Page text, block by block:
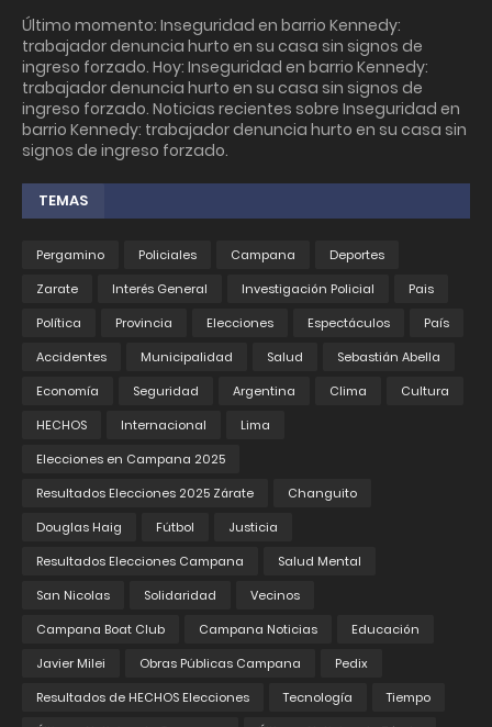
Último momento: Inseguridad en barrio Kennedy:
trabajador denuncia hurto en su casa sin signos de
ingreso forzado. Hoy: Inseguridad en barrio Kennedy:
trabajador denuncia hurto en su casa sin signos de
ingreso forzado. Noticias recientes sobre Inseguridad en
barrio Kennedy: trabajador denuncia hurto en su casa sin
signos de ingreso forzado.
TEMAS
Pergamino Policiales Campana
Deportes
Zarate
Interés General Investigación Policial
Pais
Política
Provincia Elecciones Espectáculos
País
Accidentes
Municipalidad Salud
Sebastián Abella
Economía
Seguridad Argentina Clima
Cultura
HECHOS
Internacional
Lima
Elecciones en Campana 2025
Resultados Elecciones 2025 Zárate
Changuito
Douglas Haig
Fútbol
Justicia
Resultados Elecciones Campana
Salud Mental
San Nicolas
Solidaridad
Vecinos
Campana Boat Club
Campana Noticias
Educación
Javier Milei
Obras Públicas Campana
Pedix
Resultados de HECHOS Elecciones
Tecnología
Tiempo